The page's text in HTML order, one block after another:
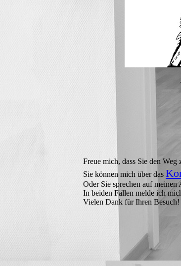
Freue mich, dass Sie den Weg
Sie können mich über das
Oder Sie sprechen auf meinen
In beiden Fällen melde ich
Vielen Dank für Ihren Besuch!